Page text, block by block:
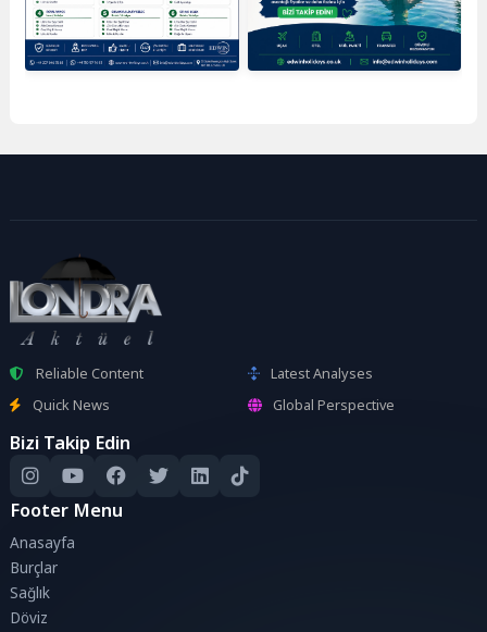
Reliable Content
Latest Analyses
Quick News
Global Perspective
Bizi Takip Edin
Footer Menu
Anasayfa
Burçlar
Sağlık
Döviz